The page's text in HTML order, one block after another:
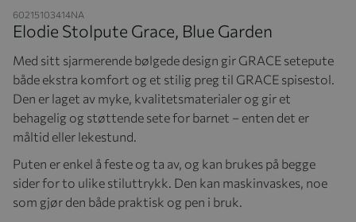
60215103414NA
Elodie Stolpute Grace, Blue Garden
Med sitt sjarmerende bølgede design gir GRACE setepute
både ekstra komfort og et stilig preg til GRACE spisestol.
Den er laget av myke, kvalitetsmaterialer og gir et
behagelig og støttende sete for barnet – enten det er
måltid eller lekestund.
Puten er enkel å feste og ta av, og kan brukes på begge
sider for to ulike stiluttrykk. Den kan maskinvaskes, noe
som gjør den både praktisk og pen i bruk.